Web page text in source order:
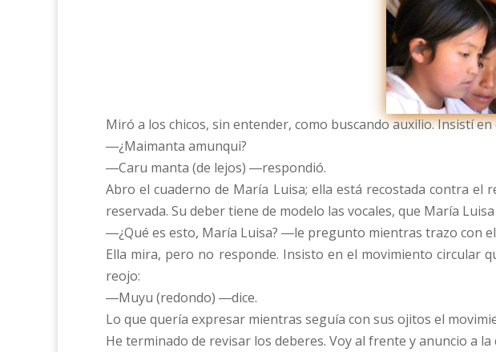
Miró a los chicos, sin entender, como buscando auxilio. Insistí
―¿Maimanta amunqui?
―Caru manta (de lejos) ―respondió.
Abro el cuaderno de María Luisa; ella está recostada contra
reservada. Su deber tiene de modelo las vocales, que María
―¿Qué es esto, María Luisa? ―le pregunto mientras trazo con
Ella mira, pero no responde. Insisto en el movimiento circular
reojo:
―Muyu (redondo) ―dice.
Lo que quería expresar mientras seguía con sus ojitos el
He terminado de revisar los deberes. Voy al frente y anuncio a la